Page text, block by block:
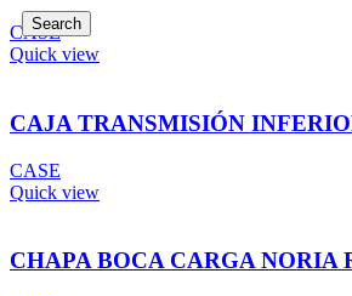
Search
CASE
Quick view
CAJA TRANSMISIÓN
CASE
Quick view
CHAPA BOCA CARGA NORIA